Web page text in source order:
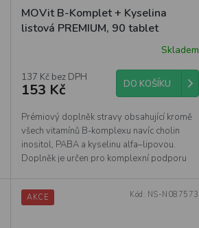
MOVit B-Komplet + Kyselina
listová PREMIUM, 90 tablet
Skladem
137 Kč bez DPH
153 Kč DO KOŠÍKU
Prémiový doplněk stravy obsahující kromě
všech vitamínů B-komplexu navíc cholin
inositol, PABA a kyselinu alfa–lipovou.
Doplněk je určen pro komplexní podporu
AKCE Kód: NS-N087573